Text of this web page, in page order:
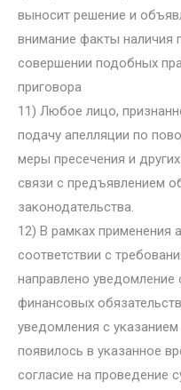
выносит решение и
внимание факты наличия
совершении подобных
приговора
11) Любое лицо,
подачу апелляции по
меры пресечения и
связи с предъявлением
законодательства.
12) В рамках применения
соответствии с
направлено
финансовых
уведомления с
появилось в указанное
согласие на проведение